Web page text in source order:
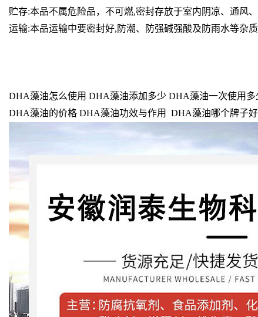
贮存:本品不属危险品，不可燃,密封存放于室内阴凉、通风
运输:本品运输中要密封好,防潮、防强碱强酸及防雨水等杂质
DHA藻油怎么使用 DHA藻油添加多少 DHA藻油一次使用
DHA藻油的价格 DHA藻油功效与作用 DHA藻油哪个牌子好